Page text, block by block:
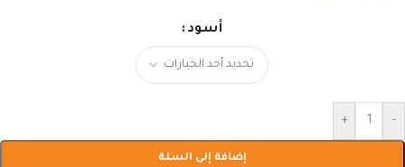
أسود
-
+
إضافة إلى السلة